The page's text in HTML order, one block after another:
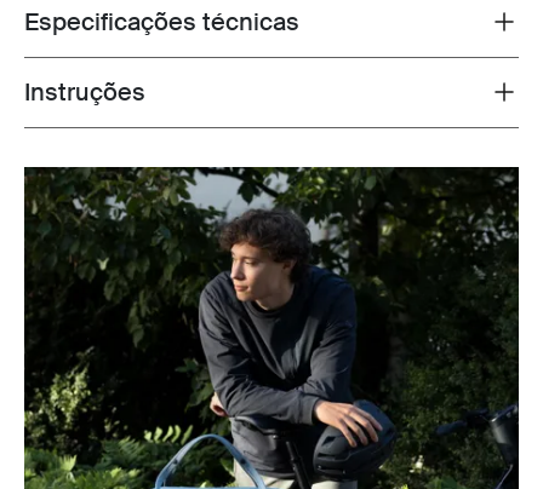
Toggle techspec
Especificações técnicas
Toggle guides and instructions
Instruções